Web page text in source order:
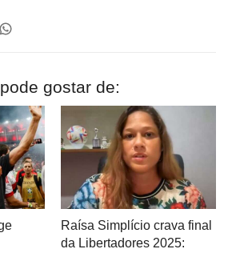
gostar de:
Raísa Simplício crava final
da Libertadores 2025: